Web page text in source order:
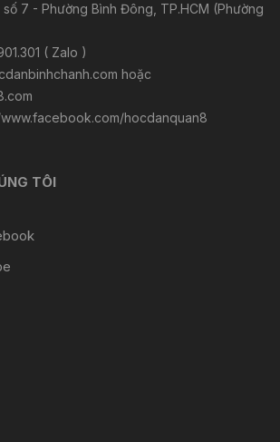
số 7 - Phường Bình Đông, TP.HCM (Phường
( Zalo )
hoặc
hocdanquan8
TÔI